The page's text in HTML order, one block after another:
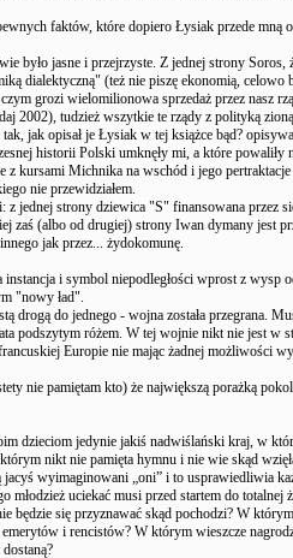
faktów, które dopiero Łysiak przede mną
było jasne i przejrzyste. Z jednej strony
dialektyczną" (też nie piszę ekonomią, celowo
grozi wielomilionowa sprzedaż przez nasz
2002), tudzież wszytkie te rządy z polityką
jak opisał je Łysiak w tej książce bąd?
historii Polski umknęły mi, a które powaliły
z kursami Michnika na wschód i jego pertraktacje
nie przewidziałem.
z jednej strony dziewica "S" finansowana przez
zaś (albo od drugiej) strony Iwan dymany jest
jak przez... żydokomunę.
instancja i symbol niepodległości wprost z wysp
"nowy ład".
drogą do jednego - wojna została przegrana.
podszytym różem. W tej wojnie nikt nie jest w
Europie nie mając żadnej możliwości
nie pamiętam kto) że największą porażką
dzieciom jedynie jakiś nadwiślański kraj, w
nikt nie pamięta hymnu i nie wie skąd
jacyś wyimaginowani „oni” i to usprawiedliwia
młodzież uciekać musi przed startem do
będzie się przyznawać skąd pochodzi? W
i rencistów? W którym wieszcze